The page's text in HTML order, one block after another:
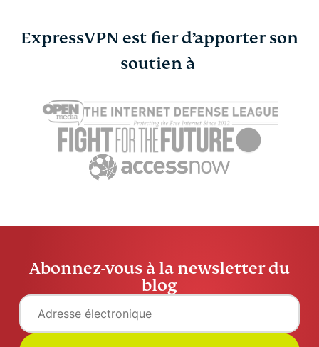
ExpressVPN est fier d’apporter son
soutien à
Abonnez-vous à la newsletter du
blog